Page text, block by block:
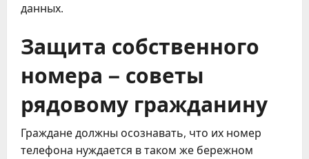
данных.
Защита собственного
номера – советы
рядовому гражданину
Граждане должны осознавать, что их номер
телефона нуждается в таком же бережном